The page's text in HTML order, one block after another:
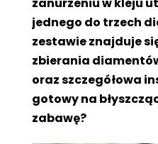
zanurzeniu w kleju
jednego do trzech
zestawie znajduje
zbierania
oraz szczegółowa
gotowy na
zabawę?